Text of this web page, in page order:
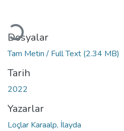
Yükleniyor...
Dosyalar
Tam Metin / Full Text (2.34 MB)
Tarih
2022
Yazarlar
Loçlar Karaalp, İlayda